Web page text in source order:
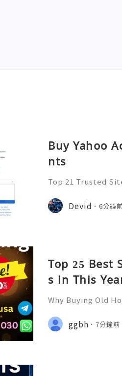
Buy Yahoo
nts
Top 21 Trusted
➤ Email:Devid 6分鐘
Top 25 Best
s in This
Why Buying Old
port 24/7
🔥👑 Discord ➜
ggbh 7分鐘前